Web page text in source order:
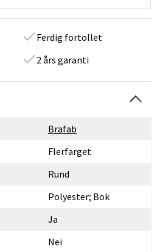
Ferdig fortollet
2 års garanti
Brafab
Flerfarget
Rund
Polyester; Bok
Ja
Nei